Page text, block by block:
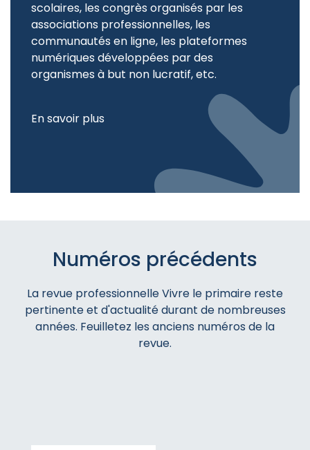
scolaires, les congrès organisés par les
associations professionnelles, les
communautés en ligne, les plateformes
numériques développées par des
organismes à but non lucratif, etc.
En savoir plus
Numéros précédents
La revue professionnelle Vivre le primaire reste
pertinente et d'actualité durant de nombreuses
années. Feuilletez les anciens numéros de la
revue.